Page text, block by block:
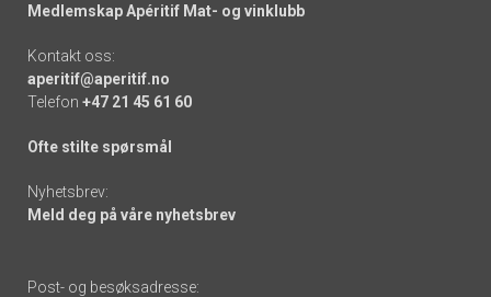
Medlemskap Apéritif Mat- og vinklubb
Kontakt oss:
aperitif@aperitif.no
Telefon +47 21 45 61 60
Ofte stilte spørsmål
Nyhetsbrev:
Meld deg på våre nyhetsbrev
Post- og besøksadresse: